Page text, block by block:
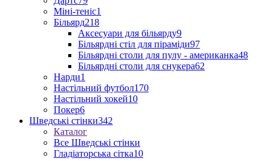
Міні-теніс1
Більярд218
Аксесуари для більярду9
Більярдні стіл для піраміди97
Більярдні столи для пулу - американка48
Більярдні столи для снукера62
Нарди1
Настільний футбол170
Настільний хокей10
Покер6
Шведські стінки342
Каталог
Все Шведські стінки
Гладіаторська сітка10